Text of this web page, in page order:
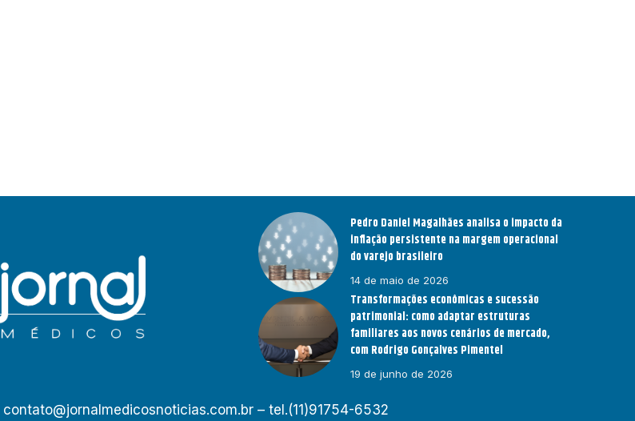
Pedro Daniel Magalhães analisa o impacto da
inflação persistente na margem operacional
do varejo brasileiro
14 de maio de 2026
Transformações econômicas e sucessão
patrimonial: como adaptar estruturas
familiares aos novos cenários de mercado,
com Rodrigo Gonçalves Pimentel
19 de junho de 2026
contato@jornalmedicosnoticias.com.br– tel.(11)91754-6532